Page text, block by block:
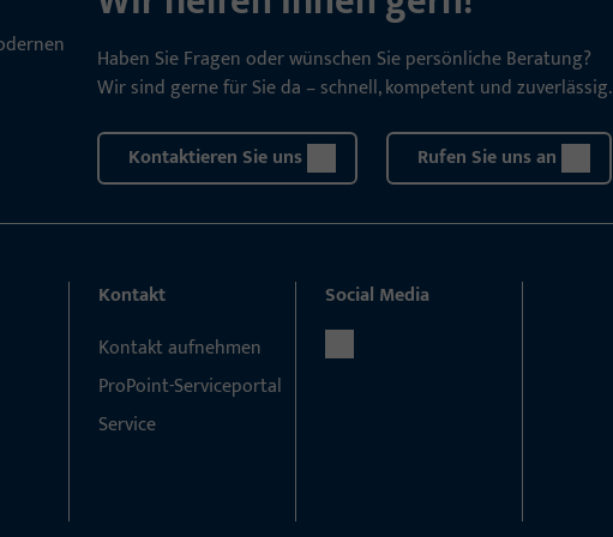
Haben Sie Fragen oder wünschen Sie persönliche Beratung?
Wir sind gerne für Sie da – schnell, kompetent und zuverlässig.
Kontaktieren Sie uns Rufen Sie uns an
Kontakt
Kontakt aufnehmen
ProPoint-Serviceportal
Service
Social Media